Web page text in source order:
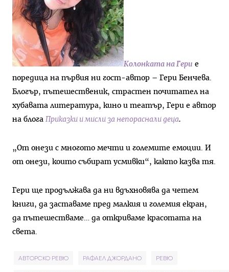
Колонката на Гери е
поредица на първия ни гост-автор – Гери Бенчева.
Блогър, пътешественик, страстен почитател на
хубавата литература, кино и театър, Гери е автор
на блога Приказки и мисли за непораснали деца.
„От онези с многото мечти и големите емоции. И
от онези, които събират усмивки“, както казва тя.
Гери ще продължава да ни вдъхновява да четем
книги, да заставаме пред малкия и големия екран,
да пътешестваме… да откриваме красотата на
света.
АВТОРСКО РЕВЮ РАФАЕЛ ДЖОРДАНО РЕВЮ